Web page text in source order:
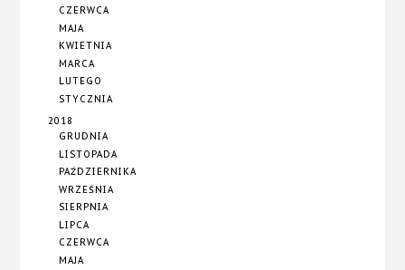
CZERWCA
MAJA
KWIETNIA
MARCA
LUTEGO
STYCZNIA
2018
GRUDNIA
LISTOPADA
PAŹDZIERNIKA
WRZEŚNIA
SIERPNIA
LIPCA
CZERWCA
MAJA